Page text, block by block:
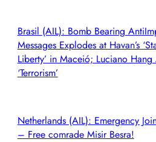
Brasil (AIL): Bomb Bearing
Messages Explodes at Havan’s
Liberty’ in Maceió; Luciano
‘Terrorism’
Netherlands (AIL): Emergency
– Free comrade Misir Besra!